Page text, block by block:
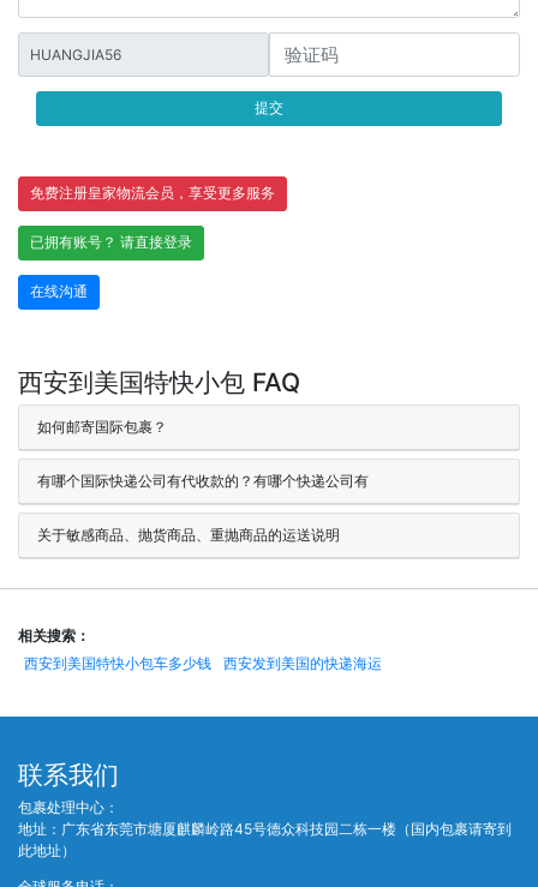
HUANGJIA56
提交
免费注册皇家物流会员，享受更多服务
已拥有账号？ 请直接登录
在线沟通
西安到美国特快小包 FAQ
如何邮寄国际包裹？
有哪个国际快递公司有代收款的？有哪个快递公司有
关于敏感商品、抛货商品、重抛商品的运送说明
相关搜索：
西安到美国特快小包车多少钱
西安发到美国的快递海运
联系我们
包裹处理中心：
地址：广东省东莞市塘厦麒麟岭路45号德众科技园二栋一楼（国内包裹请寄到
此地址）